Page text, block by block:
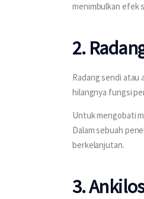
menimbulkan efek
2.
Radang sendi atau
hilangnya fungsi
Untuk mengobati
Dalam sebuah
berkelanjutan.
3.